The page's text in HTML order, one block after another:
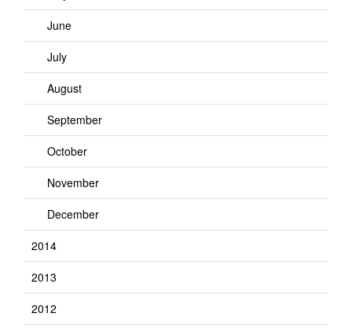
June
July
August
September
October
November
December
2014
2013
2012